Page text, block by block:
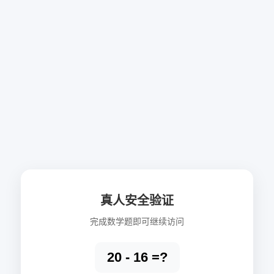
真人安全验证
完成数学题即可继续访问
20 - 16 =?